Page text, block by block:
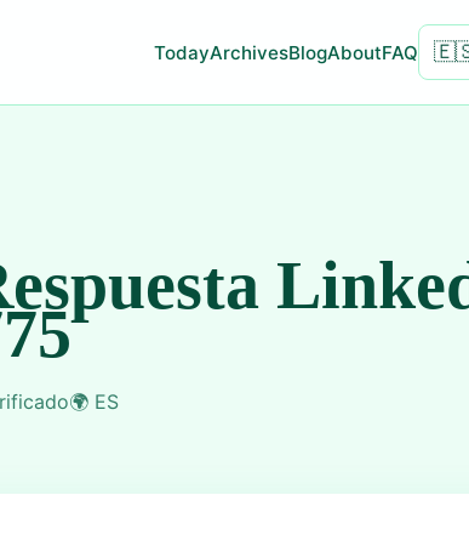
TodayArchivesBlogAboutFAQ
🌍 ES